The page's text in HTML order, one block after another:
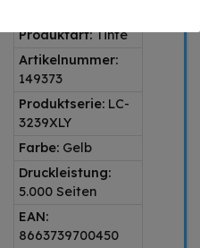
Produktart:Tinte
Artikelnummer:
149373
Produktserie: LC-
3239XLY
Farbe: Gelb
Druckleistung:
5.000 Seiten
EAN:
8663739700450